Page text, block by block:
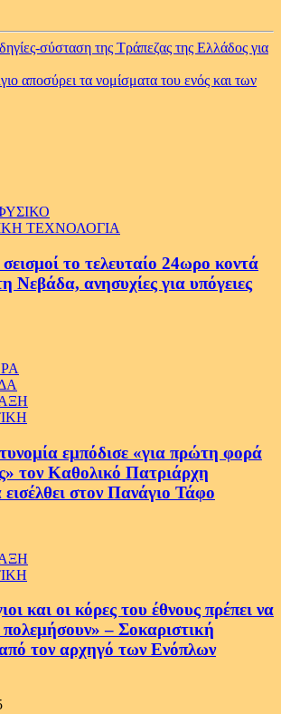
σύσταση της Τράπεζας της Ελλάδος για
αποσύρει τα νομίσματα του ενός και των
ΤΕΧΝΟΛΟΓΙΑ
το τελευταίο 24ωρο κοντά
Νεβάδα, ανησυχίες για υπόγειες
εμπόδισε «για πρώτη φορά
τον Καθολικό Πατριάρχη
στον Πανάγιο Τάφο
και οι κόρες του έθνους πρέπει να
πολεμήσουν» – Σοκαριστική
τον αρχηγό των Ενόπλων